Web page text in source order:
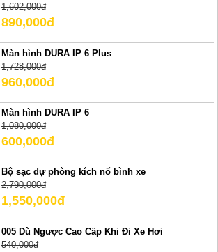
1,602,000đ
890,000đ
Màn hình DURA IP 6 Plus
1,728,000đ
960,000đ
Màn hình DURA IP 6
1,080,000đ
600,000đ
Bộ sạc dự phòng kích nổ bình xe
2,790,000đ
1,550,000đ
005 Dù Ngược Cao Cấp Khi Đi Xe Hơi
540,000đ